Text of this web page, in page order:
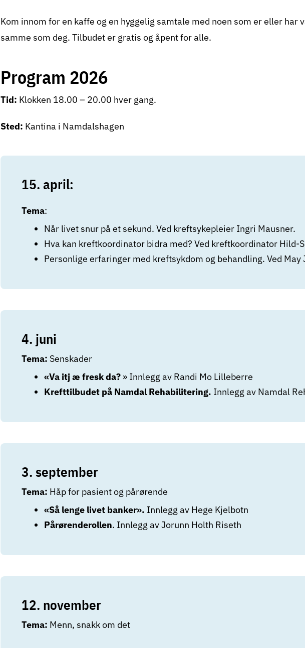
Kom innom for en kaffe og en hyggelig samtale med noen som er eller
samme som deg. Tilbudet er gratis og åpent for alle.
Program 2026
Tid: Klokken 18.00 – 20.00 hver gang.
Sted: Kantina i Namdalshagen
15. april:
Tema:
Når livet snur på et sekund. Ved kreftsykepleier Ingri Mausner.
Hva kan kreftkoordinator bidra med? Ved kreftkoordinator Hild-
Personlige erfaringer med kreftsykdom og behandling. Ved May
4. juni
Tema: Senskader
«Va itj æ fresk da? » Innlegg av Randi Mo Lilleberre
Krefttilbudet på Namdal Rehabilitering. Innlegg av Namdal
3. september
Tema: Håp for pasient og pårørende
«Så lenge livet banker». Innlegg av Hege Kjelbotn
Pårørenderollen. Innlegg av Jorunn Holth Riseth
12. november
Tema: Menn, snakk om det